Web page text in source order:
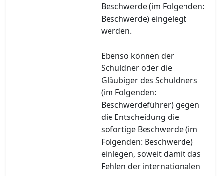
Beschwerde (im Folgenden:
Beschwerde) eingelegt
werden.
Ebenso können der
Schuldner oder die
Gläubiger des Schuldners
(im Folgenden:
Beschwerdeführer) gegen
die Entscheidung die
sofortige Beschwerde (im
Folgenden: Beschwerde)
einlegen, soweit damit das
Fehlen der internationalen